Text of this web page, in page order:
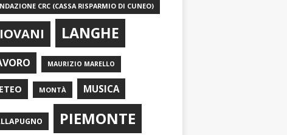
CRC (CASSA RISPARMIO DI CUNEO)
LANGHE
MAURIZIO MARELLO
MONTÀ MUSICA
PIEMONTE